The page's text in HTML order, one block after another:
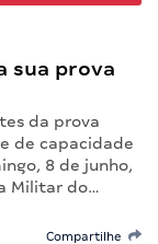
sua prova
da prova
de capacidade
8 de junho,
Militar do…
Compartilhe